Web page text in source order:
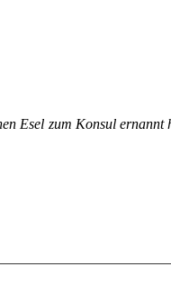
Esel zum Kon­sul